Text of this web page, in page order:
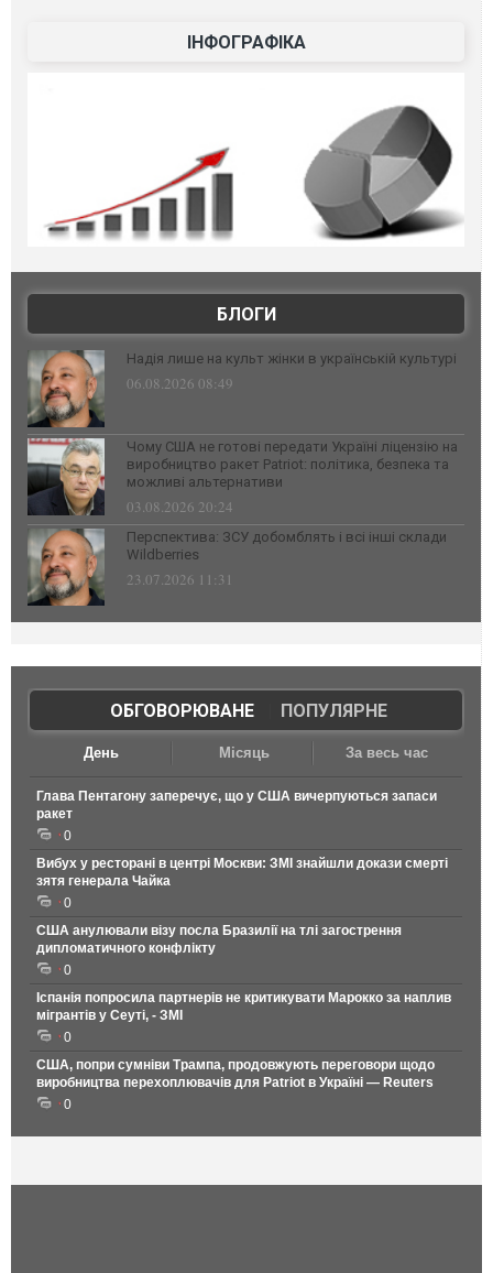
ІНФОГРАФІКА
БЛОГИ
Надія лише на культ жінки в українській культурі
06.08.2026 08:49
Чому США не готові передати Україні ліцензію на
виробництво ракет Patriot: політика, безпека та
можливі альтернативи
03.08.2026 20:24
Перспектива: ЗСУ добомблять і всі інші склади
Wildberries
23.07.2026 11:31
ОБГОВОРЮВАНЕ| ПОПУЛЯРНЕ
День Місяць За весь час
Глава Пентагону заперечує, що у США вичерпуються запаси
ракет
0
Вибух у ресторані в центрі Москви: ЗМІ знайшли докази смерті
зятя генерала Чайка
0
США анулювали візу посла Бразилії на тлі загострення
дипломатичного конфлікту
0
Іспанія попросила партнерів не критикувати Марокко за наплив
мігрантів у Сеуті, - ЗМІ
0
США, попри сумніви Трампа, продовжують переговори щодо
виробництва перехоплювачів для Patriot в Україні — Reuters
0